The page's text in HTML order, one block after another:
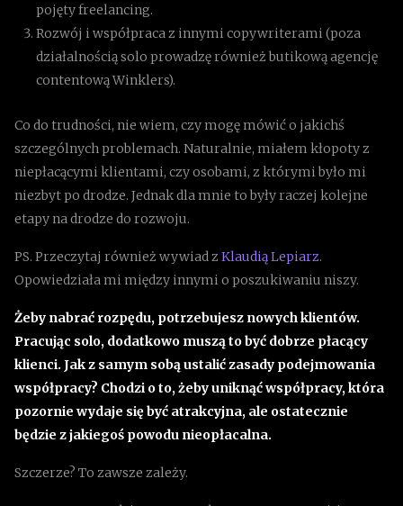
pojęty freelancing.
Rozwój i współpraca z innymi copywriterami (poza
działalnością solo prowadzę również butikową agencję
contentową Winklers).
Co do trudności, nie wiem, czy mogę mówić o jakichś
szczególnych problemach. Naturalnie, miałem kłopoty z
niepłacącymi klientami, czy osobami, z którymi było mi
niezbyt po drodze. Jednak dla mnie to były raczej kolejne
etapy na drodze do rozwoju.
PS. Przeczytaj również wywiad z Klaudią Lepiarz.
Opowiedziała mi między innymi o poszukiwaniu niszy.
Żeby nabrać rozpędu, potrzebujesz nowych klientów.
Pracując solo, dodatkowo muszą to być dobrze płacący
klienci. Jak z samym sobą ustalić zasady podejmowania
współpracy? Chodzi o to, żeby uniknąć współpracy, która
pozornie wydaje się być atrakcyjna, ale ostatecznie
będzie z jakiegoś powodu nieopłacalna.
Szczerze? To zawsze zależy.